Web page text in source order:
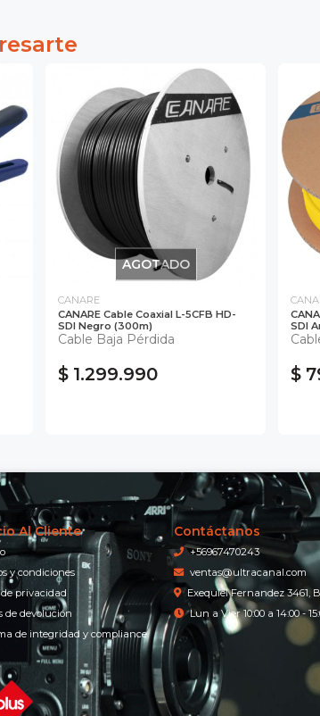
AGOTADO
CANARE
CANARE Cable Coaxial L-5CFB HD-
SDI Negro (300m)
Cable Baja Pérdida
$ 1.299.990
SDI
$
Al Cliente
y condiciones
privacidad
de devolución
de integridad y compliance
Contáctanos
+56967470243
ventas@ultracanal.com
Exequiel Fernandez 3461,
Lun a Vier 10:00 a 14:00 -